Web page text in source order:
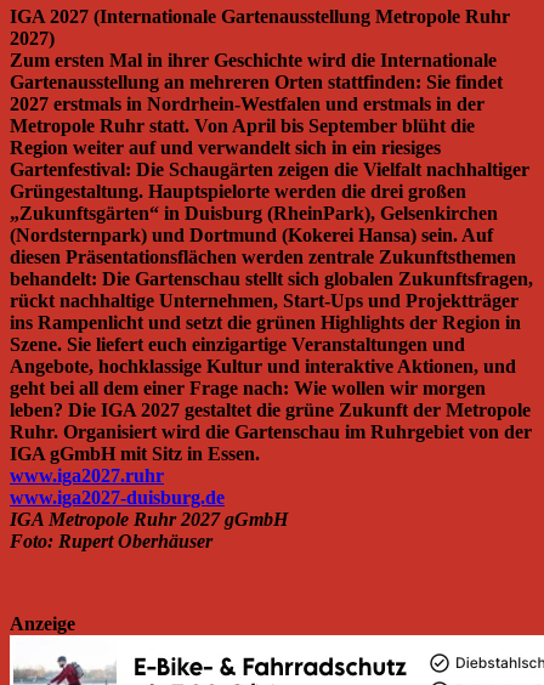
IGA 2027 (Internationale Gartenausstellung Metropole Ruhr
2027)
Zum ersten Mal in ihrer Geschichte wird die Internationale
Gartenausstellung an mehreren Orten stattfinden: Sie findet
2027 erstmals in Nordrhein-Westfalen und erstmals in der
Metropole Ruhr statt. Von April bis September blüht die
Region weiter auf und verwandelt sich in ein riesiges
Gartenfestival: Die Schaugärten zeigen die Vielfalt nachhaltiger
Grüngestaltung. Hauptspielorte werden die drei großen
„Zukunftsgärten“ in Duisburg (RheinPark), Gelsenkirchen
(Nordsternpark) und Dortmund (Kokerei Hansa) sein. Auf
diesen Präsentationsflächen werden zentrale Zukunftsthemen
behandelt: Die Gartenschau stellt sich globalen Zukunftsfragen,
rückt nachhaltige Unternehmen, Start-Ups und Projektträger
ins Rampenlicht und setzt die grünen Highlights der Region in
Szene. Sie liefert euch einzigartige Veranstaltungen und
Angebote, hochklassige Kultur und interaktive Aktionen, und
geht bei all dem einer Frage nach: Wie wollen wir morgen
leben? Die IGA 2027 gestaltet die grüne Zukunft der Metropole
Ruhr. Organisiert wird die Gartenschau im Ruhrgebiet von der
IGA gGmbH mit Sitz in Essen.
www.iga2027.ruhr
www.iga2027-duisburg.de
IGA Metropole Ruhr 2027 gGmbH
Foto: Rupert Oberhäuser
Anzeige